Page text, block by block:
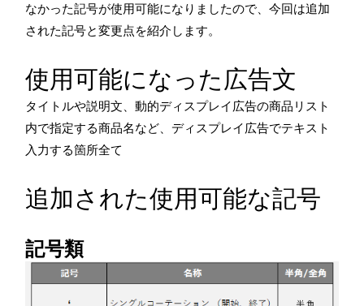
なかった記号が使用可能になりましたので、 今回は追加
された記号と変更点を紹介します。
使用可能になった広告文
タイトルや説明文、動的ディスプレイ広告の商品リスト
内で指定する商品名など、ディスプレイ広告でテキスト
入力する箇所全て
追加された使用可能な記号
記号類